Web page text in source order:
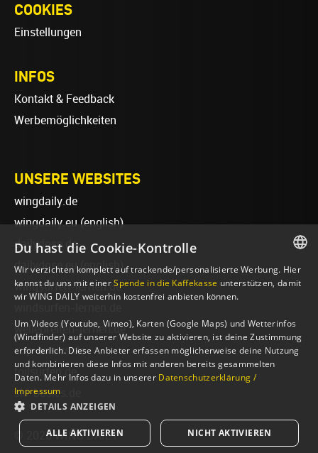
COOKIES
Einstellungen
INFOS
Kontakt & Feedback
Werbemöglichkeiten
UNSERE WEBSITES
wingdaily.de
wingdaily.eu(english)
dailydose.de
dailydose.eu (english)
wingsurfen-lernen.de
wellenreiten-lernen.de
sup-basics.de
foilsurfen.de
ski-basics.de
© 2026 WING DAILY
GERMAN
Du hast die Cookie-Kontrolle
Wir verzichten komplett auf trackende/personalisierte Werbung. Hier
kannst du uns mit einerSpende in die Kaffekasse unterstützen, damit
wir WING DAILY weiterhin kostenfrei anbieten können.
Um Videos (Youtube, Vimeo), Karten (Google Maps) und Wetterinfos
(Windfinder) auf unserer Website zu aktivieren, ist deine Zustimmung
erforderlich. Diese Anbieter erfassen möglicherweise deine Nutzung
und kombinieren diese Infos mit anderen bereits gesammelten
Daten. Mehr Infos dazu in unserer Datenschutzerklärung /
Impressum
DETAILS ANZEIGEN
ALLE AKTIVIEREN NICHT AKTIVIEREN